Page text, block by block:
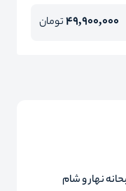
49,900,000تومان